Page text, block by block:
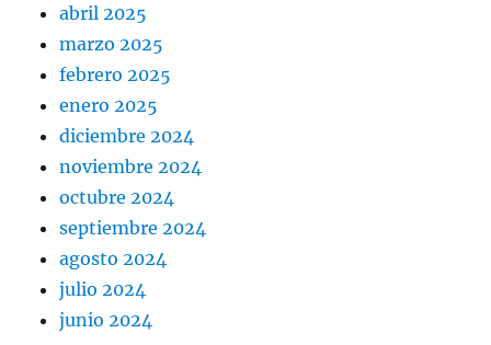
abril 2025
marzo 2025
febrero 2025
enero 2025
diciembre 2024
noviembre 2024
octubre 2024
septiembre 2024
agosto 2024
julio 2024
junio 2024